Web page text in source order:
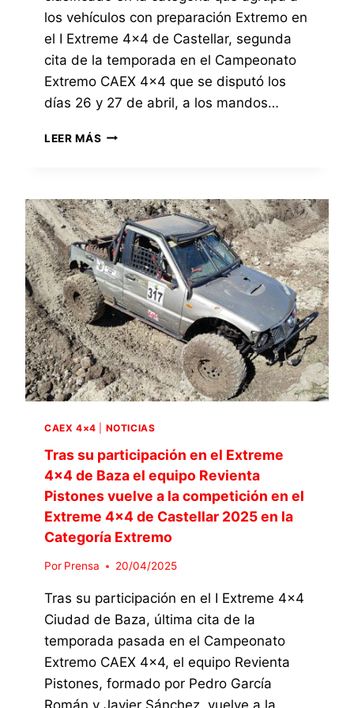
T
E
M
E
4
Z
A
R
R
A
2
0
2
5
E
C
L
A
I
O
E
N
L
A
C
A
T
E
G
O
R
A
X
T
R
M
O
C
S
T
E
L
los vehículos con preparación Extremo en
el I Extreme 4×4 de Castellar, segunda
cita de la temporada en el Campeonato
Extremo CAEX 4×4 que se disputó los
días 26 y 27 de abril, a los mandos…
LEER MÁS E
E
M
E
4
×
4
D
E
C
A
S
T
E
L
A
,
E
Q
U
P
R
E
I
E
N
T
CAEX 4×4 NOTICIAS
Tras su participación en el Extreme
4×4 de Baza el equipo Revienta
Pistones vuelve a la competición en el
Extreme 4×4 de Castellar 2025 en la
Categoría Extremo
Por Prensa 20/04/2025
Tras su participación en el I Extreme 4×4
Ciudad de Baza, última cita de la
temporada pasada en el Campeonato
Extremo CAEX 4×4, el equipo Revienta
Pistones, formado por Pedro García